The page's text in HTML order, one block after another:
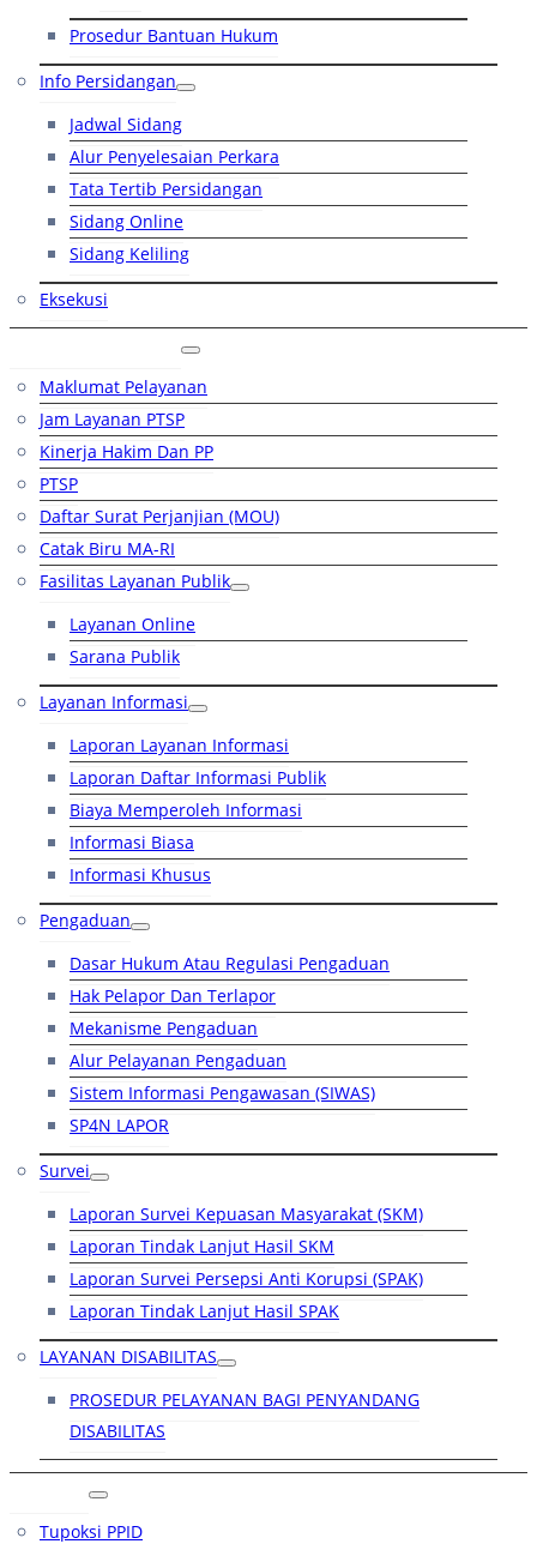
Prosedur Bantuan Hukum
Info Persidangan
Jadwal Sidang
Alur Penyelesaian Perkara
Tata Tertib Persidangan
Sidang Online
Sidang Keliling
Eksekusi
Maklumat Pelayanan
Jam Layanan PTSP
Kinerja Hakim Dan PP
PTSP
Daftar Surat Perjanjian (MOU)
Catak Biru MA-RI
Fasilitas Layanan Publik
Layanan Online
Sarana Publik
Layanan Informasi
Laporan Layanan Informasi
Laporan Daftar Informasi Publik
Biaya Memperoleh Informasi
Informasi Biasa
Informasi Khusus
Pengaduan
Dasar Hukum Atau Regulasi Pengaduan
Hak Pelapor Dan Terlapor
Mekanisme Pengaduan
Alur Pelayanan Pengaduan
Sistem Informasi Pengawasan (SIWAS)
SP4N LAPOR
Survei
Laporan Survei Kepuasan Masyarakat (SKM)
Laporan Tindak Lanjut Hasil SKM
Laporan Survei Persepsi Anti Korupsi (SPAK)
Laporan Tindak Lanjut Hasil SPAK
LAYANAN DISABILITAS
PROSEDUR PELAYANAN BAGI PENYANDANG
DISABILITAS
Tupoksi PPID